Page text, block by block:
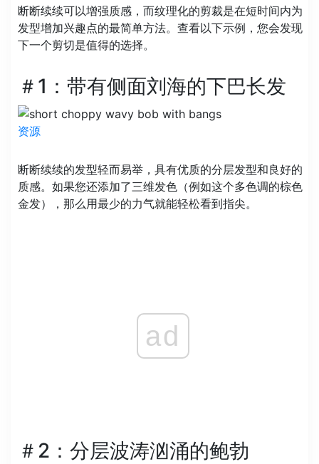
断断续续可以增强质感，而纹理化的剪裁是在短时间内为
发型增加兴趣点的最简单方法。查看以下示例，您会发现
下一个剪切是值得的选择。
＃1：带有侧面刘海的下巴长发
资源
断断续续的发型轻而易举，具有优质的分层发型和良好的
质感。如果您还添加了三维发色（例如这个多色调的棕色
金发），那么用最少的力气就能轻松看到指尖。
ad
＃2：分层波涛汹涌的鲍勃